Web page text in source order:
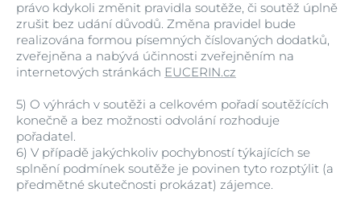
právo kdykoli změnit pravidla soutěže, či soutěž úplně
zrušit bez udání důvodů. Změna pravidel bude
realizována formou písemných číslovaných dodatků,
zveřejněna a nabývá účinnosti zveřejněním na
internetových stránkách EUCERIN.cz
5) O výhrách v soutěži a celkovém pořadí soutěžících
konečně a bez možnosti odvolání rozhoduje
pořadatel.
6) V případě jakýchkoliv pochybností týkajících se
splnění podmínek soutěže je povinen tyto rozptýlit (a
předmětné skutečnosti prokázat) zájemce.